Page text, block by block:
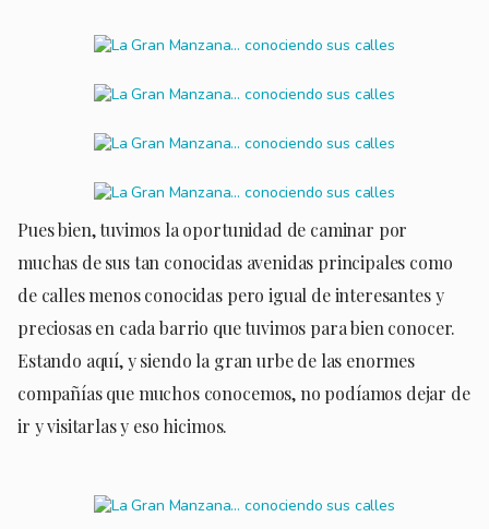
Pues bien, tuvimos la oportunidad de caminar por
muchas de sus tan conocidas avenidas principales como
de calles menos conocidas pero igual de interesantes y
preciosas en cada barrio que tuvimos para bien conocer.
Estando aquí, y siendo la gran urbe de las enormes
compañías que muchos conocemos, no podíamos dejar de
ir y visitarlas y eso hicimos.